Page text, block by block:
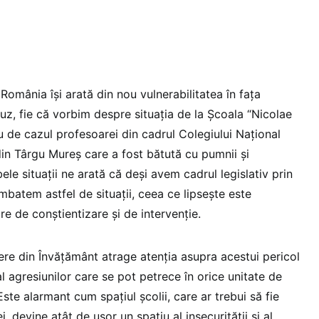
îşi arată din nou vulnerabilitatea în faţa
fie că vorbim despre situaţia de la Şcoala “Nicolae
de cazul profesoarei din cadrul Colegiului Național
Târgu Mureș care a fost bătută cu pumnii şi
situaţii ne arată că deşi avem cadrul legislativ prin
astfel de situaţii, ceea ce lipseşte este
de conştientizare şi de intervenţie.
din Învăţământ atrage atenţia asupra acestui pericol
agresiunilor care se pot petrece în orice unitate de
alarmant cum spaţiul şcolii, care ar trebui să fie
devine atât de uşor un spaţiu al insecurităţii şi al